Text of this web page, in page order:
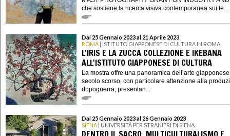
che sostiene la ricerca visiva contemporanea sui te...
Dal 25 Gennaio 2023 al 21 Aprile 2023
ROMA | ISTITUTO GIAPPONESE DI CULTURA IN ROMA
L'IRIS E LA ZUCCA COLLEZIONE E IKEBANA
ALL'ISTITUTO GIAPPONESE DI CULTURA
La mostra offre una panoramica dell’arte
secolo scorso, con particolare attenzione alla
dopoguerra, presentan...
Dal 25 Gennaio 2023 al 26 Gennaio 2023
SIENA | UNIVERSITÀ PER STRANIERI DI SIENA